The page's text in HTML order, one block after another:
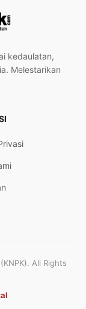
kedaulatan,
Melestarikan
All Rights